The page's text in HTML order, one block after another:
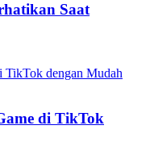
Saat
di TikTok